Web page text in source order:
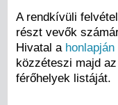
A rendkívüli
részt vevők
Hivatal a honlapján
közzéteszi majd
férőhelyek listáját.